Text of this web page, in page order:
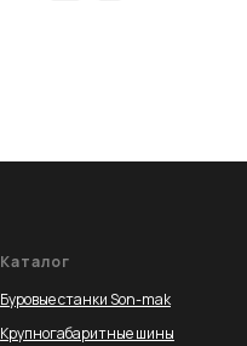
Каталог
Буровые станки Son-mak
Крупногабаритные шины